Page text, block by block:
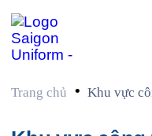
Trang chủ • Khu vực
phục tại